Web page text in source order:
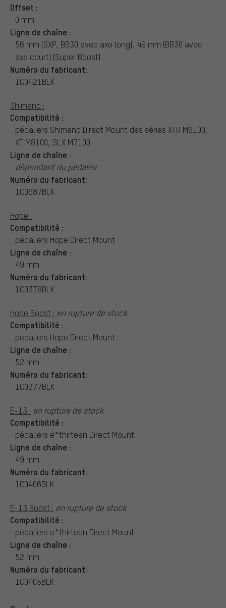
Offset :
0 mm
Ligne de chaîne :
56 mm (GXP, BB30 avec axe long), 49 mm (BB30 avec
axe court) (Super Boost)
Numéro du fabricant:
1C0421BLK
Shimano :
Compatibilité :
pédaliers Shimano Direct Mount des séries XTR M9100,
XT M8100, SLX M7100
Ligne de chaîne :
dépendant du pédalier
Numéro du fabricant:
1C0687BLK
Hope :
Compatibilité :
pédaliers Hope Direct Mount
Ligne de chaîne :
49 mm
Numéro du fabricant:
1C0378BLK
Hope Boost : en rupture de stock
Compatibilité :
pédaliers Hope Direct Mount
Ligne de chaîne :
52 mm
Numéro du fabricant:
1C0377BLK
E-13 : en rupture de stock
Compatibilité :
pédaliers e*thirteen Direct Mount
Ligne de chaîne :
49 mm
Numéro du fabricant:
1C0406BLK
E-13 Boost : en rupture de stock
Compatibilité :
pédaliers e*thirteen Direct Mount
Ligne de chaîne :
52 mm
Numéro du fabricant:
1C0405BLK